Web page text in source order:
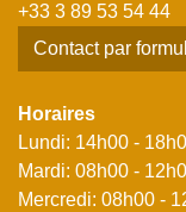
+33 3 89 53 54 44
Contact par
Horaires
Lundi: 14h00 -
Mardi: 08h00 -
Mercredi: 08h00 -